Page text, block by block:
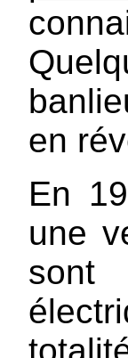
en
En
une
sont